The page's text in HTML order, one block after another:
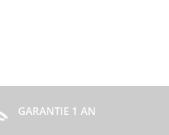
GARANTIE 1 AN